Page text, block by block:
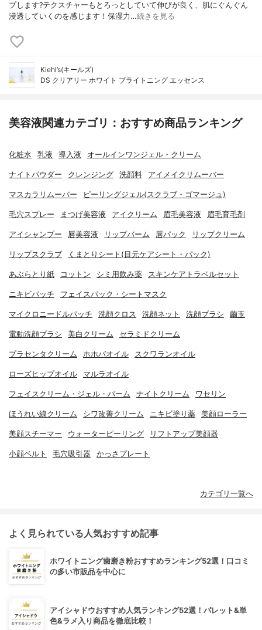
プします?テクスチャーもとろっとしていて伸びが良く、肌にぐんぐん
浸透していくのを感じます！保湿力…続きを見る
Kiehl’s(キールズ)
DS クリアリー ホワイト ブライトニング エッセンス
美容液関連カテゴリ：おすすめ商品ランキング
化粧水 乳液 導入液 オールインワンジェル・クリーム
ナイトパウダー クレンジング 洗顔料 アイメイクリムーバー
マスカラリムーバー ピーリングジェル(スクラブ・ゴマージュ)
毛穴スプレー まつげ美容液 アイクリーム 眉毛美容液 眉毛育毛剤
アイシャンプー 唇美容液 リップバーム 唇パック リップクリーム
リップスクラブ くまとりシート(目元ケアシート・パック)
あぶらとり紙 コットン シミ用飲み薬 スキンケアトラベルセット
ニキビパッチ フェイスパック・シートマスク
マイクロニードルパッチ 洗顔クロス 洗顔ネット 洗顔ブラシ 繭玉
電動洗顔ブラシ 美白クリーム セラミドクリーム
プラセンタクリーム ホホバオイル スクワランオイル
ローズヒップオイル マルラオイル
フェイスクリーム・ジェル・バーム ナイトクリーム ワセリン
ほうれい線クリーム シワ改善クリーム ニキビ塗り薬 美顔ローラー
美顔スチーマー ウォーターピーリング リフトアップ美顔器
小顔ベルト 毛穴吸引器 かっさプレート
カテゴリ一覧へ
よく見られている人気おすすめ記事
ホワイトニング歯磨き粉おすすめランキング52選！口コミ
の多い市販品を中心に
アイシャドウおすすめ人気ランキング52選！パレット&単
色&ラメ入り商品を徹底比較！